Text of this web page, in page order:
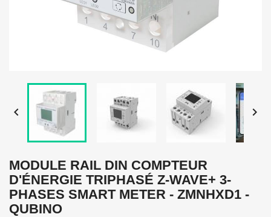
 
MODULE RAIL DIN COMPTEUR
D'ÉNERGIE TRIPHASÉ Z-WAVE+ 3-
PHASES SMART METER - ZMNHXD1 -
QUBINO